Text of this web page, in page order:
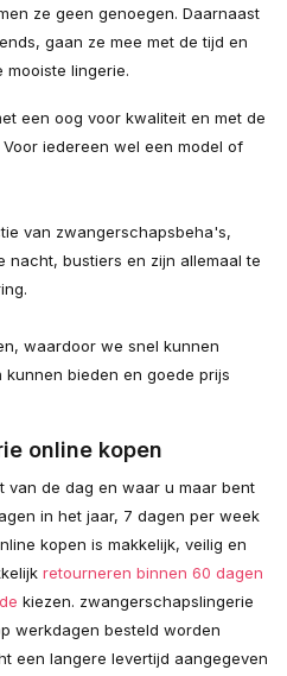
ze geen genoegen. Daarnaast
gaan ze mee met de tijd en
lingerie.
een oog voor kwaliteit en met de
iedereen wel een model of
van zwangerschapsbeha's,
bustiers en zijn allemaal te
waardoor we snel kunnen
bieden en goede prijs
online kopen
van de dag en waar u maar bent
in het jaar, 7 dagen per week
kopen is makkelijk, veilig en
retourneren binnen 60 dagen
kiezen. zwangerschapslingerie
werkdagen besteld worden
een langere levertijd aangegeven